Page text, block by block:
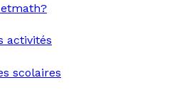
activités
scolaires